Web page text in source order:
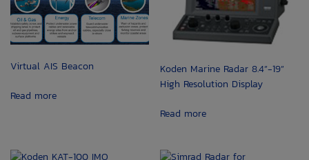
Virtual AIS Beacon
Read more
Koden Marine Radar 8.4”-19”
High Resolution Display
Read more